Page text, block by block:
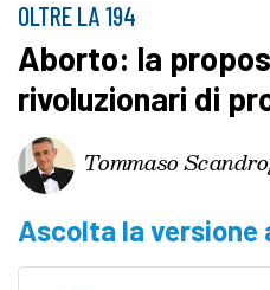
OLTRE LA 194
Aborto: la
rivoluzionari di
Tommaso
Ascolta la